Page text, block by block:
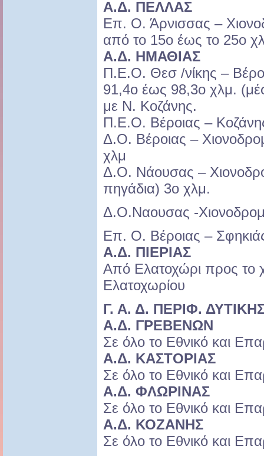
Α.Δ. ΠΕΛΛΑΣ
Επ. Ο. Άρνισσας –
από το 15ο έως το 25ο
Α.Δ. ΗΜΑΘΙΑΣ
Π.Ε.Ο. Θεσ /νίκης –
91,4ο έως 98,3ο χλμ.
με Ν. Κοζάνης.
Π.Ε.Ο. Βέροιας –
Δ.Ο. Βέροιας –
χλμ
Δ.Ο. Νάουσας –
πηγάδια) 3ο χλμ.
Δ.Ο.Ναουσας -
Επ. Ο. Βέροιας –
Α.Δ. ΠΙΕΡΙΑΣ
Από Ελατοχώρι προς το
Ελατοχωρίου
Γ. Α. Δ. ΠΕΡΙΦ.
Α.Δ. ΓΡΕΒΕΝΩΝ
Σε όλο το Εθνικό και
Α.Δ. ΚΑΣΤΟΡΙΑΣ
Σε όλο το Εθνικό και
Α.Δ. ΦΛΩΡΙΝΑΣ
Σε όλο το Εθνικό και
Α.Δ. ΚΟΖΑΝΗΣ
Σε όλο το Εθνικό και